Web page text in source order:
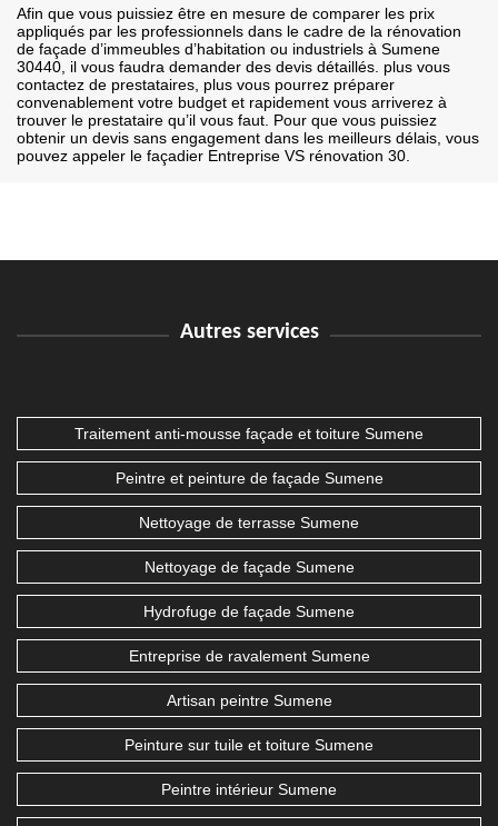
Afin que vous puissiez être en mesure de comparer les prix
appliqués par les professionnels dans le cadre de la rénovation
de façade d’immeubles d’habitation ou industriels à Sumene
30440, il vous faudra demander des devis détaillés. plus vous
contactez de prestataires, plus vous pourrez préparer
convenablement votre budget et rapidement vous arriverez à
trouver le prestataire qu’il vous faut. Pour que vous puissiez
obtenir un devis sans engagement dans les meilleurs délais, vous
pouvez appeler le façadier Entreprise VS rénovation 30.
Autres services
Traitement anti-mousse façade et toiture Sumene
Peintre et peinture de façade Sumene
Nettoyage de terrasse Sumene
Nettoyage de façade Sumene
Hydrofuge de façade Sumene
Entreprise de ravalement Sumene
Artisan peintre Sumene
Peinture sur tuile et toiture Sumene
Peintre intérieur Sumene